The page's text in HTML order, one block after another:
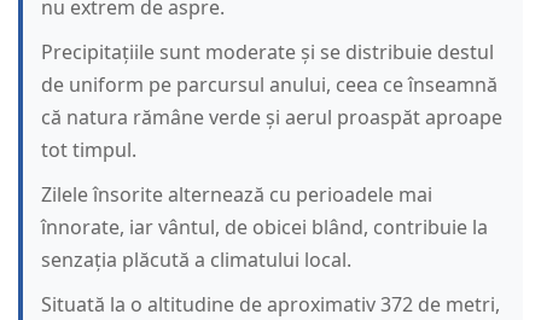
nu extrem de aspre.
Precipitațiile sunt moderate și se distribuie destul
de uniform pe parcursul anului, ceea ce înseamnă
că natura rămâne verde și aerul proaspăt aproape
tot timpul.
Zilele însorite alternează cu perioadele mai
înnorate, iar vântul, de obicei blând, contribuie la
senzația plăcută a climatului local.
Situată la o altitudine de aproximativ 372 de metri,